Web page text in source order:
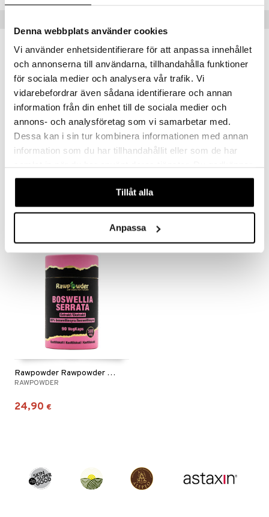
Denna webbplats använder cookies
Vi använder enhetsidentifierare för att anpassa innehållet
och annonserna till användarna, tillhandahålla funktioner
för sociala medier och analysera vår trafik. Vi
vidarebefordrar även sådana identifierare och annan
information från din enhet till de sociala medier och
annons- och analysföretag som vi samarbetar med.
Dessa kan i sin tur kombinera informationen med annan
information som du har tillhandahållit eller som de har
våra cookies vid fortsatt användande av vår webbplats.
Tillåt alla
Anpassa
RAWPOWDER
25,01 € 28,92 €
Rawpowder Rawpowder Boswellia Extrakt 500mg
RAWPOWDER
24,90 €